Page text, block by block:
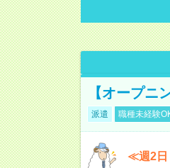
【オープニ
派遣 職種未経験
≪週2日